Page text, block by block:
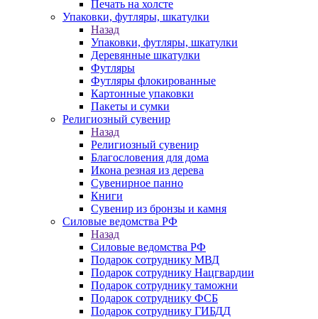
Печать на холсте
Упаковки, футляры, шкатулки
Назад
Упаковки, футляры, шкатулки
Деревянные шкатулки
Футляры
Футляры флокированные
Картонные упаковки
Пакеты и сумки
Религиозный сувенир
Назад
Религиозный сувенир
Благословения для дома
Икона резная из дерева
Сувенирное панно
Книги
Сувенир из бронзы и камня
Силовые ведомства РФ
Назад
Силовые ведомства РФ
Подарок сотруднику МВД
Подарок сотруднику Нацгвардии
Подарок сотруднику таможни
Подарок сотруднику ФСБ
Подарок сотруднику ГИБДД